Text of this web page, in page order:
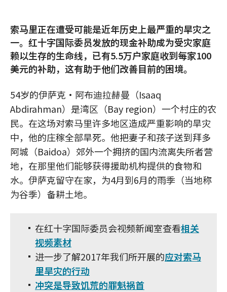
索马里正在遭受可能是近年历史上最严重的旱灾之
一。红十字国际委员发放的现金补助成为受灾家庭
赖以生存的生命线，已有5.5万户家庭收到每家100
美元的补助，这有助于他们改善目前的困境。
54岁的伊萨克·阿布迪拉赫曼（Isaaq
Abdirahman）是湾区（Bay region）一个村庄的农
民。在这场对索马里许多地区造成严重影响的旱灾
中，他的庄稼全部旱死。他把妻子和孩子送到拜多
阿城（Baidoa）郊外一个拥挤的国内流离失所者营
地，在那里他们能够获得援助机构提供的食物和
水。伊萨克留守在家，为4月到6月的雨季（当地称
为谷季）备耕土地。
在红十字国际委员会视频新闻室查看相关
视频素材
进一步了解2017年我们所开展的应对索马
里旱灾的行动
冲突是导致饥荒的罪魁祸首